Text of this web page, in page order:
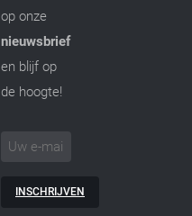
op onze
nieuwsbrief
en blijf op
de hoogte!
INSCHRIJVEN